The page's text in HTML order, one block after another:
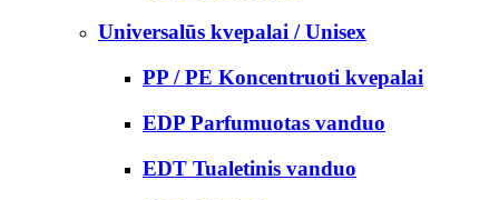
Universalūs kvepalai / Unisex
PP / PE Koncentruoti kvepalai
EDP Parfumuotas vanduo
EDT Tualetinis vanduo